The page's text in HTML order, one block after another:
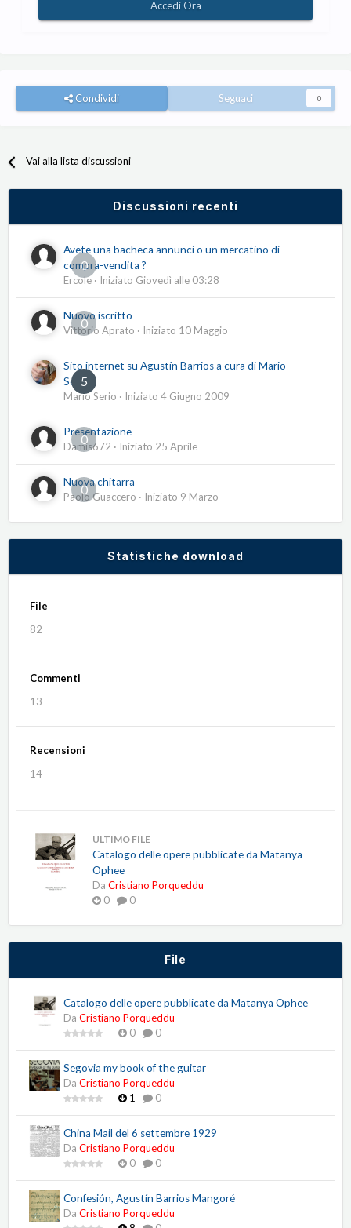
Accedi Ora
Condividi Seguaci 0
Vai alla lista discussioni
Discussioni recenti
0
Avete una bacheca annunci o un mercatino di
compra-vendita ?
Ercole · Iniziato Giovedì alle 03:28
0
Nuovo iscritto
Vittorio Aprato · Iniziato 10 Maggio
5
Sito internet su Agustín Barrios a cura di Mario
Serio
Mario Serio · Iniziato 4 Giugno 2009
0
Presentazione
Damis672 · Iniziato 25 Aprile
0
Nuova chitarra
Paolo Guaccero · Iniziato 9 Marzo
Statistiche download
File
82
Commenti
13
Recensioni
14
ULTIMO FILE
Catalogo delle opere pubblicate da Matanya
Ophee
Da Cristiano Porqueddu
0
0
File
Catalogo delle opere pubblicate da Matanya Ophee
Da Cristiano Porqueddu
0
0
Segovia my book of the guitar
Da Cristiano Porqueddu
1
0
China Mail del 6 settembre 1929
Da Cristiano Porqueddu
0
0
Confesión, Agustín Barrios Mangoré
Da Cristiano Porqueddu